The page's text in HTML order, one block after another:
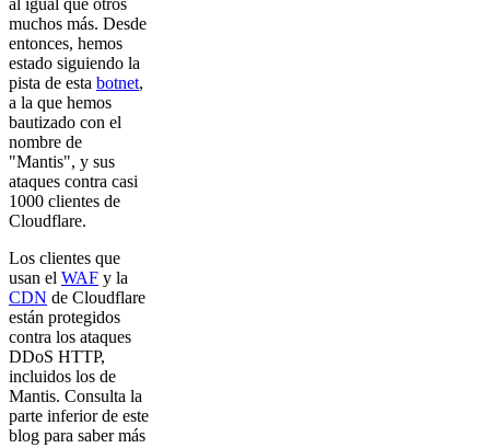
al igual que otros
muchos más. Desde
entonces, hemos
estado siguiendo la
pista de esta botnet,
a la que hemos
bautizado con el
nombre de
"Mantis", y sus
ataques contra casi
1000 clientes de
Cloudflare.
Los clientes que
usan el WAF y la
CDN de Cloudflare
están protegidos
contra los ataques
DDoS HTTP,
incluidos los de
Mantis. Consulta la
parte inferior de este
blog para saber más